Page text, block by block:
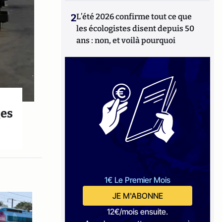
2L’été 2026 confirme tout ce que
les écologistes disent depuis 50
ans : non, et voilà pourquoi
1€ Le Premier Mois
JE M'ABONNE
12€/mois ensuite.